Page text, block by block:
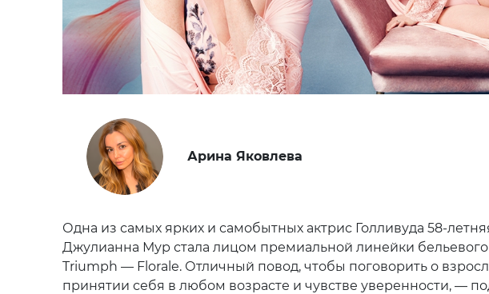
Арина Яковлева
Одна из самых ярких и самобытных актрис Голливуда 58-
Джулианна Мур стала лицом премиальной линейки
Triumph — Florale. Отличный повод, чтобы поговорить о
принятии себя в любом возрасте и чувстве уверенности, —